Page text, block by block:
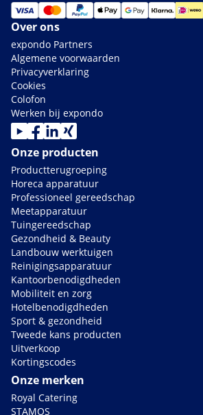
Over ons
expondo Partners
Algemene voorwaarden
Privacyverklaring
Cookies
Colofon
Werken bij expondo
Onze producten
Productterugroeping
Horeca apparatuur
Professioneel gereedschap
Meetapparatuur
Tuingereedschap
Gezondheid & Beauty
Landbouw werktuigen
Reinigingsapparatuur
Kantoorbenodigdheden
Mobiliteit en zorg
Hotelbenodigdheden
Sport & gezondheid
Tweede kans producten
Uitverkoop
Kortingscodes
Onze merken
Royal Catering
STAMOS